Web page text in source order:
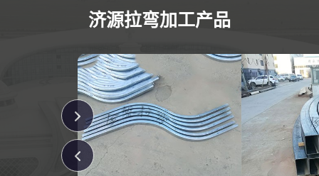
济源拉弯加工产品